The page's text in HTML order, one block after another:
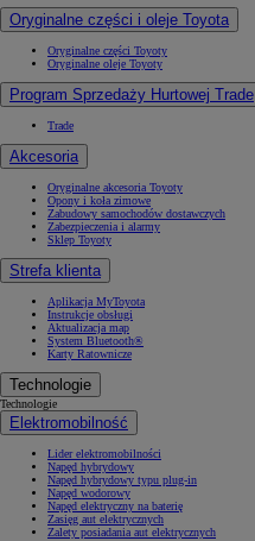
Oryginalne części i oleje Toyota
Oryginalne części Toyoty
Oryginalne oleje Toyoty
Program Sprzedaży Hurtowej Trade
Trade
Akcesoria
Oryginalne akcesoria Toyoty
Opony i koła zimowe
Zabudowy samochodów dostawczych
Zabezpieczenia i alarmy
Sklep Toyoty
Strefa klienta
Aplikacja MyToyota
Instrukcje obsługi
Aktualizacja map
System Bluetooth®
Karty Ratownicze
Technologie
Technologie
Elektromobilność
Lider elektromobilności
Napęd hybrydowy
Napęd hybrydowy typu plug-in
Napęd wodorowy
Napęd elektryczny na baterię
Zasięg aut elektrycznych
Zalety posiadania aut elektrycznych